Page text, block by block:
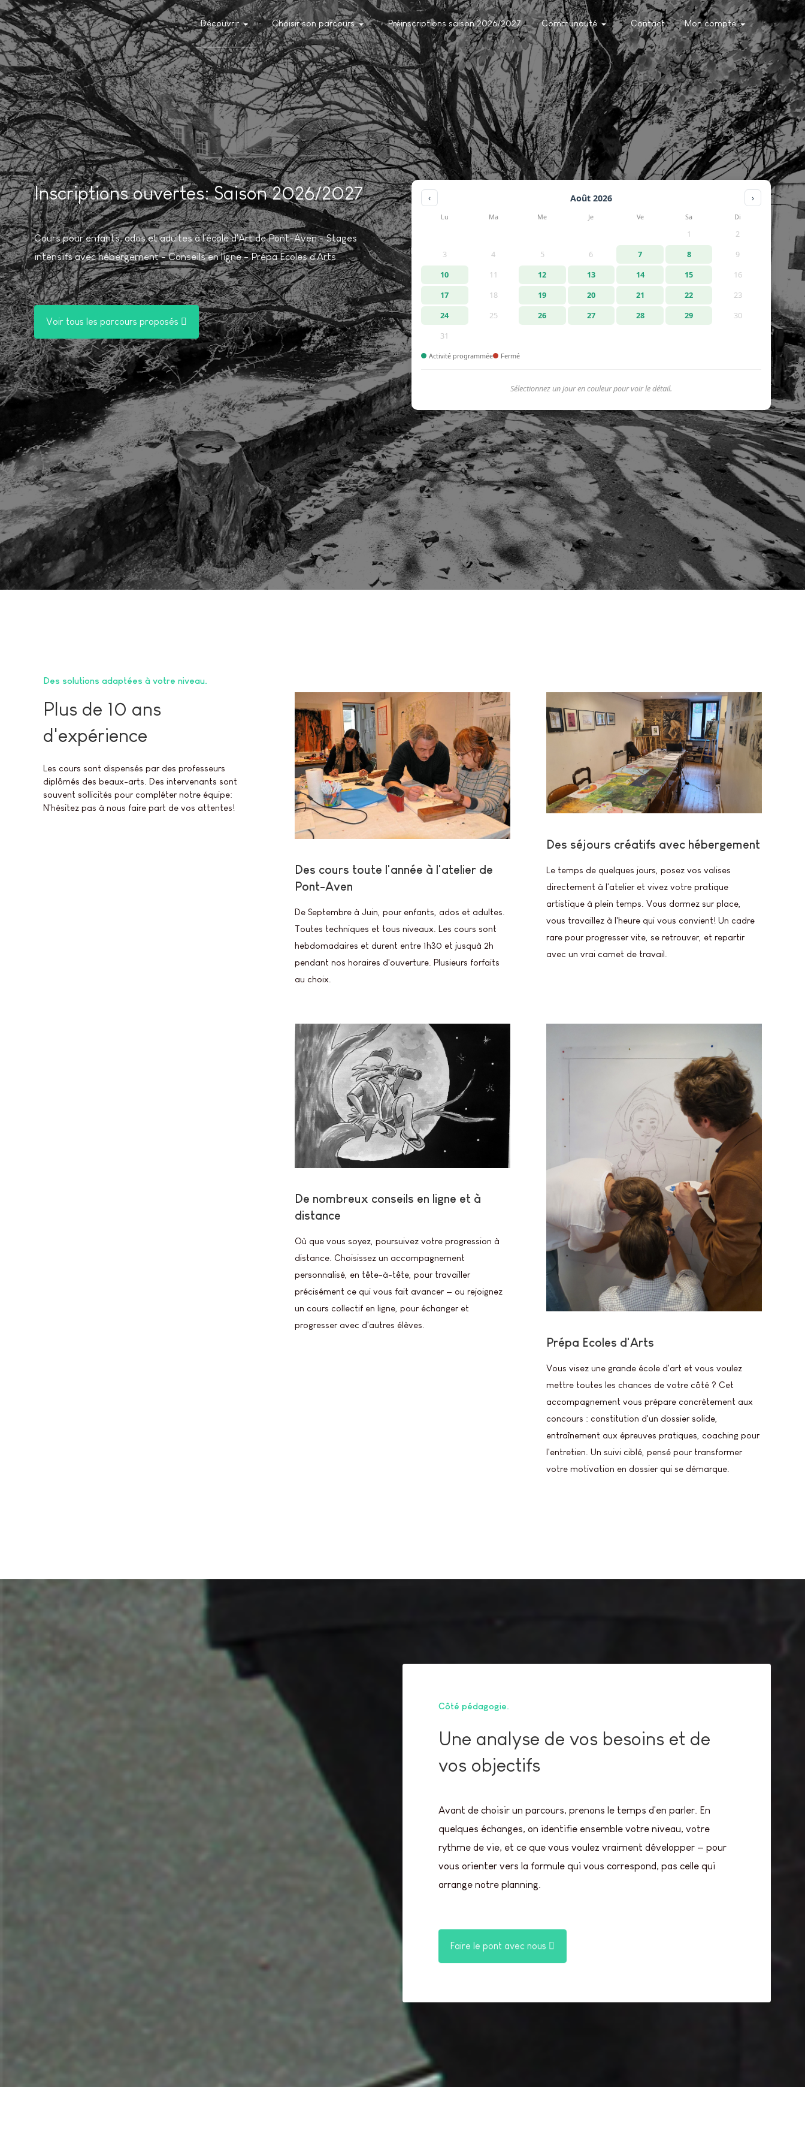
Découvrir Choisir son parcours Préinscriptions saison 2026/2027 Communauté Contact Mon compte
Inscriptions ouvertes: Saison 2026/2027
Cours pour enfants, ados et adultes à l'école d'Art de Pont-Aven - Stages
intensifs avec hébergement - Conseils en ligne - Prépa Ecoles d'Arts
Voir tous les parcours proposés
‹ Août 2026 ›
Lu Ma Me Je Ve Sa Di
1
2
3
4 5 6 7 8
9
10
11 12 13 14 15
16
17
18 19 20 21 22
23
24
25 26 27 28 29
30
31
Activité programmée Fermé
Sélectionnez un jour en couleur pour voir le détail.
Des solutions adaptées à votre niveau
Plus de 10 ans
d'expérience
Les cours sont dispensés par des professeurs
diplômés des beaux-arts. Des intervenants sont
souvent sollicités pour compléter notre équipe:
N'hésitez pas à nous faire part de vos attentes!
Des cours toute l'année à l'atelier de
Pont-Aven
De Septembre à Juin, pour enfants, ados et adultes.
Toutes techniques et tous niveaux. Les cours sont
hebdomadaires et durent entre 1h30 et jusquà 2h
pendant nos horaires d'ouverture. Plusieurs forfaits
au choix.
Des séjours créatifs avec hébergement
Le temps de quelques jours, posez vos valises
directement à l'atelier et vivez votre pratique
artistique à plein temps. Vous dormez sur place,
vous travaillez à l'heure qui vous convient! Un cadre
rare pour progresser vite, se retrouver, et repartir
avec un vrai carnet de travail.
De nombreux conseils en ligne et à
distance
Où que vous soyez, poursuivez votre progression à
distance. Choisissez un accompagnement
personnalisé, en tête-à-tête, pour travailler
précisément ce qui vous fait avancer — ou rejoignez
un cours collectif en ligne, pour échanger et
progresser avec d'autres élèves.
Prépa Ecoles d'Arts
Vous visez une grande école d'art et vous voulez
mettre toutes les chances de votre côté ? Cet
accompagnement vous prépare concrètement aux
concours : constitution d'un dossier solide,
entraînement aux épreuves pratiques, coaching pour
l'entretien. Un suivi ciblé, pensé pour transformer
votre motivation en dossier qui se démarque.
Côté pédagogie
Une analyse de vos besoins et de
vos objectifs
Avant de choisir un parcours, prenons le temps d'en parler. En
quelques échanges, on identifie ensemble votre niveau, votre
rythme de vie, et ce que vous voulez vraiment développer — pour
vous orienter vers la formule qui vous correspond, pas celle qui
arrange notre planning.
Faire le pont avec nous